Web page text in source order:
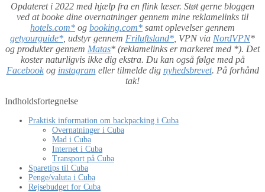
Opdateret i 2022 med hjælp fra en flink læser. Støt gerne bloggen
ved at booke dine overnatninger gennem mine reklamelinks til
hotels.com* og booking.com* samt oplevelser gennem
getyourguide* , udstyr gennem Friluftsland* , VPN via NordVPN*
og produkter gennem Matas* (reklamelinks er markeret med *). Det
koster naturligvis ikke dig ekstra. Du kan også følge med på
Facebookog instagram eller tilmelde dig nyhedsbrevet. På forhånd
tak!
Indholdsfortegnelse
Praktisk information om backpacking i Cuba
Overnatninger i Cuba
Mad i Cuba
Internet i Cuba
Transport på Cuba
Sparetips til Cuba
Penge/valuta i Cuba
Rejsebudget for Cuba